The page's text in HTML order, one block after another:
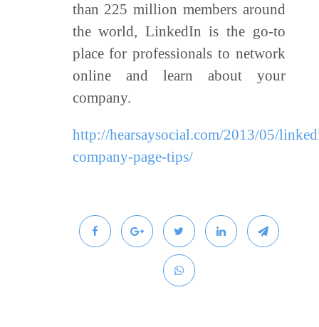
than 225 million members around
the world, LinkedIn is the go-to
place for professionals to network
online and learn about your
company.
http://hearsaysocial.com/2013/05/
company-page-tips/